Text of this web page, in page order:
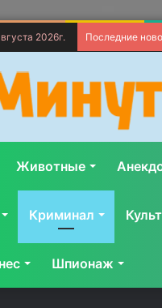
2026г. Последние
Животные
Криминал
Шпионаж